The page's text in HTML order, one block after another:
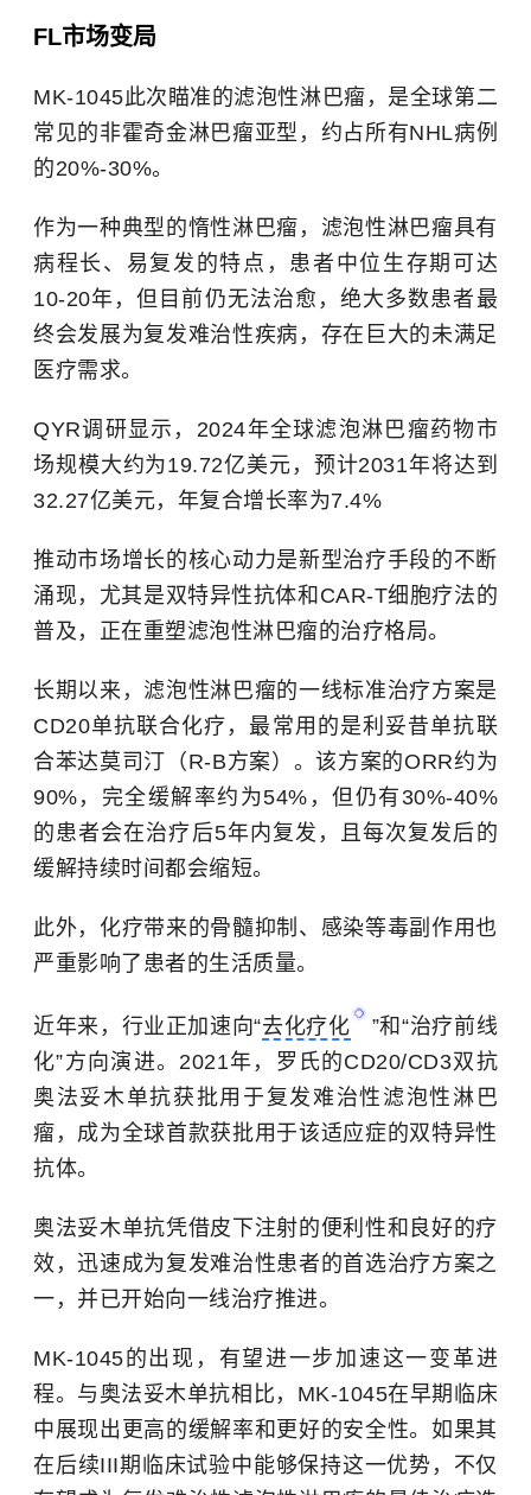
FL市场变局
MK-1045此次瞄准的滤泡性淋巴瘤，是全球第二
常见的非霍奇金淋巴瘤亚型，约占所有NHL病例
的20%-30%。
作为一种典型的惰性淋巴瘤，滤泡性淋巴瘤具有
病程长、易复发的特点，患者中位生存期可达
10-20年，但目前仍无法治愈，绝大多数患者最
终会发展为复发难治性疾病，存在巨大的未满足
医疗需求。
QYR调研显示，2024年全球滤泡淋巴瘤药物市
场规模大约为19.72亿美元，预计2031年将达到
32.27亿美元，年复合增长率为7.4%
推动市场增长的核心动力是新型治疗手段的不断
涌现，尤其是双特异性抗体和CAR-T细胞疗法的
普及，正在重塑滤泡性淋巴瘤的治疗格局。
长期以来，滤泡性淋巴瘤的一线标准治疗方案是
CD20单抗联合化疗，最常用的是利妥昔单抗联
合苯达莫司汀（R-B方案）。该方案的ORR约为
90%，完全缓解率约为54%，但仍有30%-40%
的患者会在治疗后5年内复发，且每次复发后的
缓解持续时间都会缩短。
此外，化疗带来的骨髓抑制、感染等毒副作用也
严重影响了患者的生活质量。
近年来，行业正加速向“去化疗化
”和“治疗前线
化”方向演进。2021年，罗氏的CD20/CD3双抗
奥法妥木单抗获批用于复发难治性滤泡性淋巴
瘤，成为全球首款获批用于该适应症的双特异性
抗体。
奥法妥木单抗凭借皮下注射的便利性和良好的疗
效，迅速成为复发难治性患者的首选治疗方案之
一，并已开始向一线治疗推进。
MK-1045的出现，有望进一步加速这一变革进
程。与奥法妥木单抗相比，MK-1045在早期临床
中展现出更高的缓解率和更好的安全性。如果其
在后续III期临床试验中能够保持这一优势，不仅